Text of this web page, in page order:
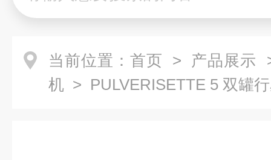
当前位置： 首页 > 产品展示
机 > PULVERISETTE 5 双罐